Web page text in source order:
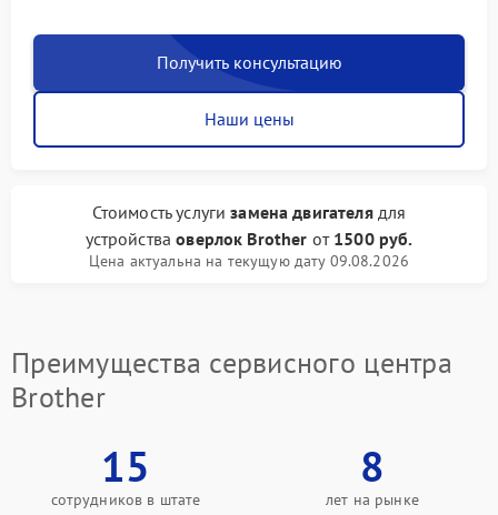
Получить консультацию
Наши цены
Стоимость услугизамена двигателядля
устройстваоверлок Brother от 1500 руб.
Цена актуальна на текущую дату 09.08.2026
Преимущества сервисного центра
Brother
15
сотрудников в штате
8
лет на рынке